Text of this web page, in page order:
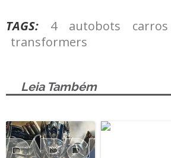
TAGS: 4 autobots carros
transformers
Leia Também